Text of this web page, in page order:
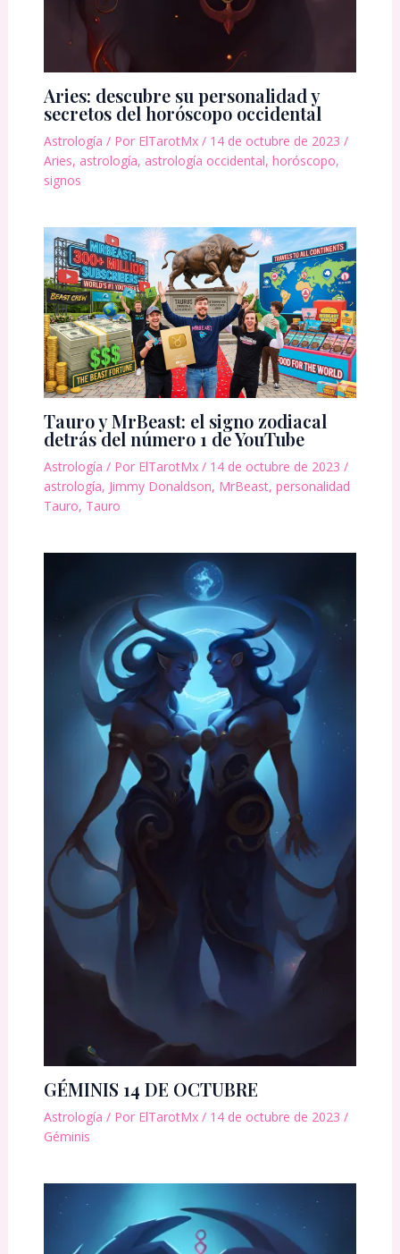
Aries: descubre su personalidad y
secretos del horóscopo occidental
Astrología / Por ElTarotMx / 14 de octubre de 2023 /
Aries, astrología, astrología occidental, horóscopo,
signos
Tauro y MrBeast: el signo zodiacal
detrás del número 1 de YouTube
Astrología / Por ElTarotMx / 14 de octubre de 2023 /
astrología, Jimmy Donaldson, MrBeast, personalidad
Tauro, Tauro
GÉMINIS 14 DE OCTUBRE
Astrología / Por ElTarotMx / 14 de octubre de 2023 /
Géminis